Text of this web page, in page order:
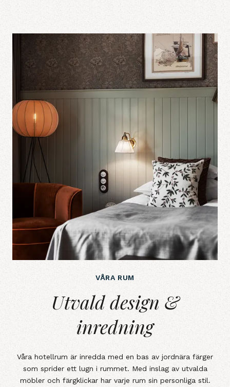
VÅRA RUM
Utvald design &amp; inredning
Utvald design &
inredning
Våra hotellrum är inredda med en bas av jordnära färger
som sprider ett lugn i rummet. Med inslag av utvalda
möbler och färgklickar har varje rum sin personliga stil.